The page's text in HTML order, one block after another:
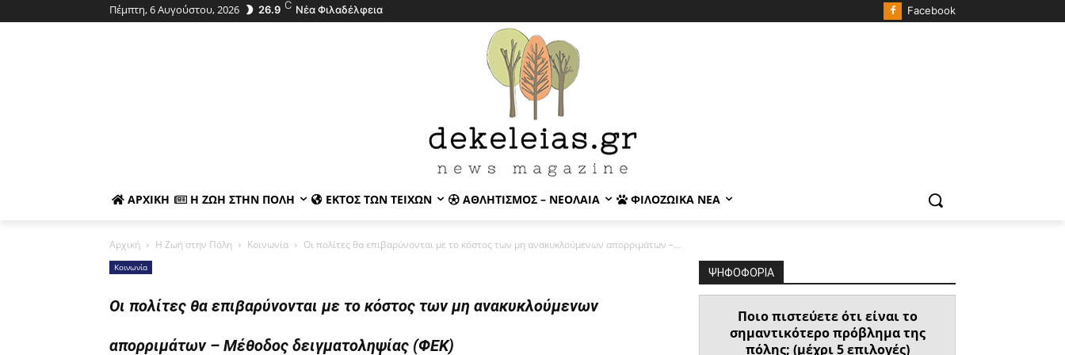
Πέμπτη, 6 Αυγούστου, 2026 26.9 C Νέα Φιλαδέλφεια Facebook
ΑΡΧΙΚΉ Η ΖΩΉ ΣΤΗΝ ΠΌΛΗ ΕΚΤΌΣ ΤΩΝ ΤΕΙΧΏΝ ΑΘΛΗΤΙΣΜΌΣ – ΝΕΟΛΑΊΑ ΦΙΛΟΖΩΙΚΆ ΝΈΑ
Αρχική Η Ζωή στην Πόλη Κοινωνία Οι πολίτες θα επιβαρύνονται με το κόστος των μη ανακυκλούμενων απορριμάτων –...
Κοινωνία
Οι πολίτες θα επιβαρύνονται με το κόστος των μη ανακυκλούμενων
απορριμάτων – Μέθοδος δειγματοληψίας (ΦΕΚ)
ΨΗΦΟΦΟΡΙΑ
Ποιο πιστεύετε ότι είναι το
σημαντικότερο πρόβλημα της
πόλης; (μέχρι 5 επιλογές)